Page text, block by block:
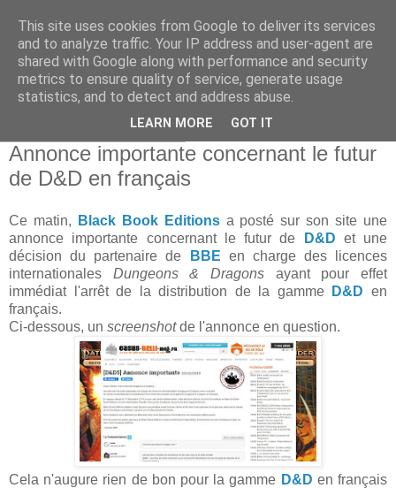
Annonce importante concernant le futur
de D&D en français
Ce matin, Black Book Editionsa posté sur son site une
annonce importante concernant le futur de
D&D et une
décision du partenaire de
BBE en charge des licences
internationales Dungeons & Dragons ayant pour effet
immédiat l'arrêt de la distribution de la gamme
D&D en
français.
Ci-dessous, un screenshotde l'annonce en question.
Cela n'augure rien de bon pour la gamme D&D en français
This site uses cookies from Google to deliver its services
and to analyze traffic. Your IP address and user-agent are
shared with Google along with performance and security
metrics to ensure quality of service, generate usage
statistics, and to detect and address abuse.
LEARN MORE GOT IT